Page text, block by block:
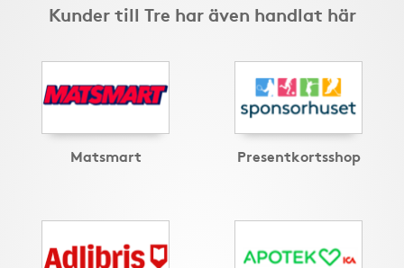
Kunder till Tre har även handlat här
Matsmart Presentkortsshop